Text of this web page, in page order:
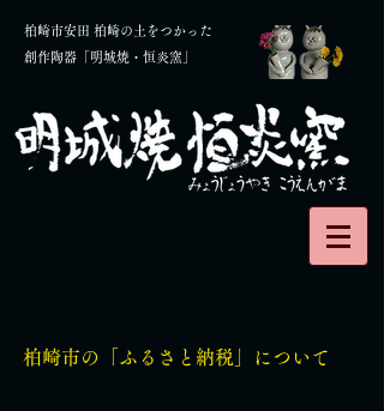
柏崎市安田 柏崎の土をつかった
創作陶器「明城焼・恒炎窯」
​柏崎市の「ふるさと納税」について